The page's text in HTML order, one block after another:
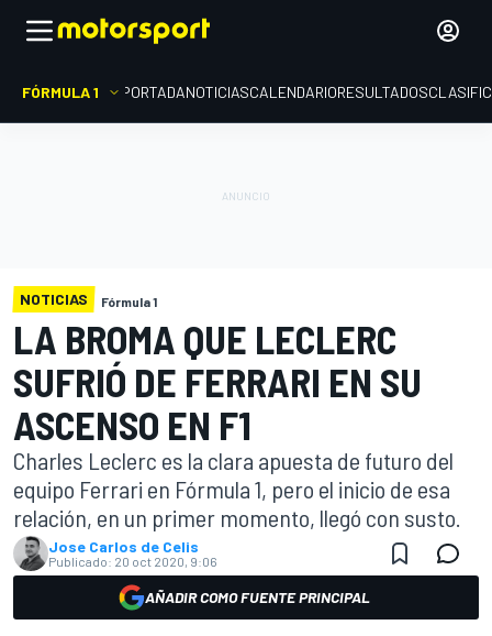
FÓRMULA 1 PORTADANOTICIASCALENDARIORESULTADOS
NOTICIAS Fórmula 1
LA BROMA QUE LECLERC
SUFRIÓ DE FERRARI EN SU
ASCENSO EN F1
Charles Leclerc es la clara apuesta de futuro del
equipo Ferrari en Fórmula 1, pero el inicio de esa
relación, en un primer momento, llegó con susto.
Jose Carlos de Celis
Publicado: 20 oct 2020, 9:06
AÑADIR COMO FUENTE PRINCIPAL